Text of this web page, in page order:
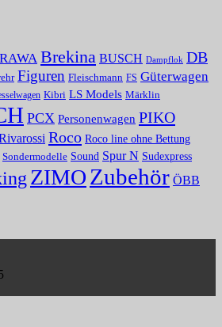
Brekina BUSCH Dampflok DB
Figuren Fleischmann FS Güterwagen
Kibri LS Models Märklin
PCX Personenwagen PIKO
Roco Roco line ohne Bettung
Sondermodelle Sound Spur N Sudexpress
ZIMOZubehör ÖBB